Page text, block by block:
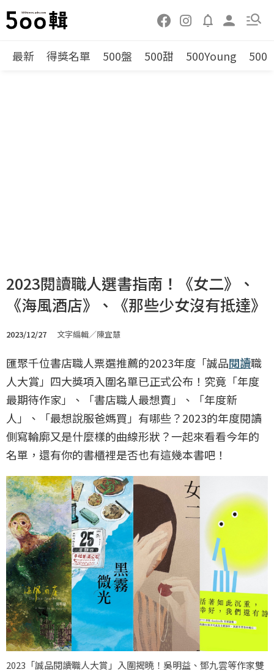
最新 得獎名單 500盤 500甜 500Young 500
2023閱讀職人選書指南！《女二》、
《海風酒店》、《那些少女沒有抵達》
2023/12/27 文字編輯／陳宜慧
匯聚千位書店職人票選推薦的2023年度「誠品閱讀職
人大賞」四大獎項入圍名單已正式公布！究竟「年度
最期待作家」、「書店職人最想賣」、「年度新
人」、「最想說服爸媽買」有哪些？2023的年度閱讀
側寫輪廓又是什麼樣的曲線形狀？一起來看看今年的
名單，還有你的書櫃裡是否也有這幾本書吧！
2023「誠品閱讀職人大賞」入圍揭曉！吳明益、鄧九雲等作家雙